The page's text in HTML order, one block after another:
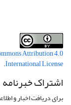
Attribution 4.0
International License
.
اشتراک خبرنامه
برای دریافت اخبار و